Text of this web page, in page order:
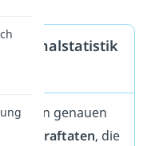
Kriminalstatistik
einen genauen
Straftaten, die